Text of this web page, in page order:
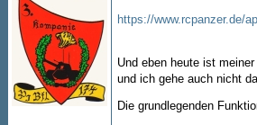
https://www.rcpanzer.de/
Und eben heute ist
und ich gehe auch nicht
Die grundlegenden